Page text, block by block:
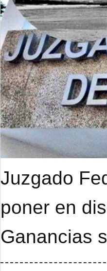
Juzgado
poner en
Ganancias